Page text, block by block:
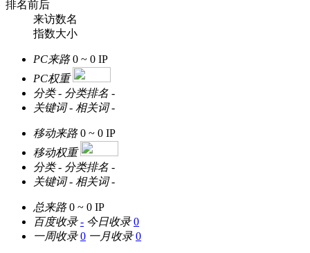
排名前后
来访数名
指数大小
PC来路 0 ~ 0 IP
PC权重
分类 - 分类排名 -
关键词 - 相关词 -
移动来路 0 ~ 0 IP
移动权重
分类 - 分类排名 -
关键词 - 相关词 -
总来路 0 ~ 0 IP
百度收录 - 今日收录 0
一周收录 0 一月收录 0